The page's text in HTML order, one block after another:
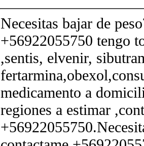
Necesitas bajar de
+56922055750 tengo
,sentis, elvenir,
medicamento a
regiones a estimar